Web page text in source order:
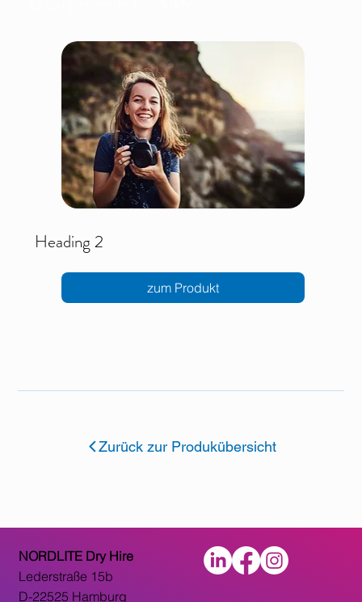
Heading 2
zum Produkt
Zurück zur Produkübersicht
NORDLITE Dry Hire
Lederstraße 15b
D-22525 Hamburg